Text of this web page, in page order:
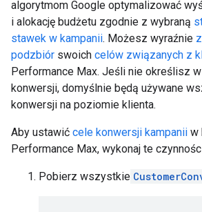
algorytmom Google optymalizować
i alokację budżetu zgodnie z wybraną
stawek w kampanii. Możesz wyraźnie
podzbiór swoich celów związanych z
Performance Max. Jeśli nie określisz
konwersji, domyślnie będą używane
konwersji na poziomie klienta.
Aby ustawić cele konwersji kampanii w
Performance Max, wykonaj te
Pobierz wszystkie